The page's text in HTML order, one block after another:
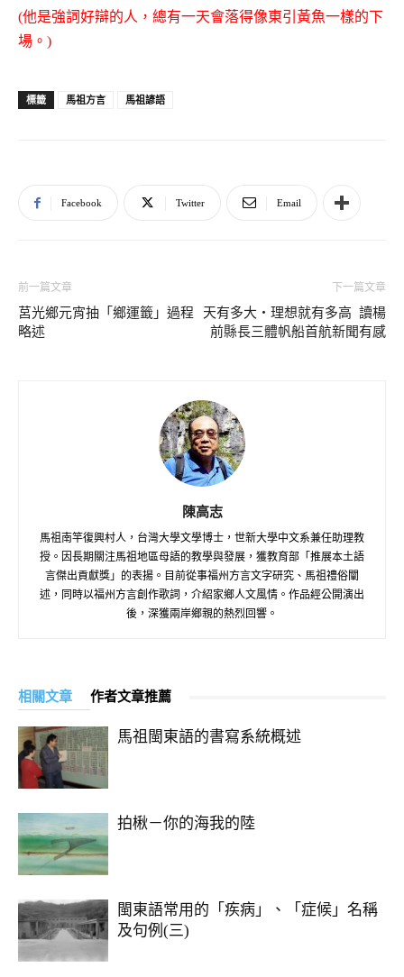
(他是強詞好辯的人，總有一天會落得像東引黃魚一樣的下
場。)
標籤 馬祖方言 馬祖諺語
Facebook Twitter Email
前一篇文章
莒光鄉元宵抽「鄉運籤」過程
略述
下一篇文章
天有多大‧理想就有多高 讀楊
前縣長三體帆船首航新聞有感
陳高志
馬祖南竿復興村人，台灣大學文學博士，世新大學中文系兼任助理教
授。因長期關注馬祖地區母語的教學與發展，獲教育部「推展本土語
言傑出貢獻獎」的表揚。目前從事福州方言文字研究、馬祖禮俗闡
述，同時以福州方言創作歌詞，介紹家鄉人文風情。作品經公開演出
後，深獲兩岸鄉親的熱烈回響。
相關文章 作者文章推薦
馬祖閩東語的書寫系統概述
拍楸－你的海我的陸
閩東語常用的「疾病」、「症候」名稱
及句例(三)